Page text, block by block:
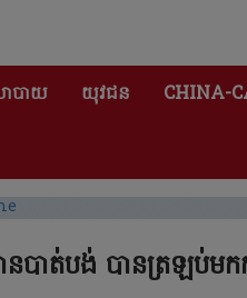
បាយ យុវជន CHINA-
បាត់បង់ បានត្រឡប់មក